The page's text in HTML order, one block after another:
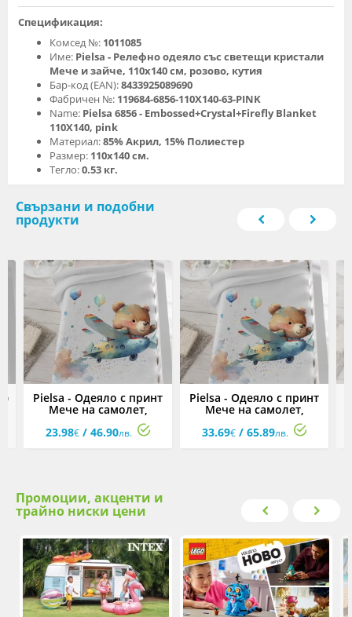
Спецификация:
Комсед №: 1011085
Име: Pielsa - Релефно одеяло със светещи кристали
Мече и зайче, 110х140 см, розово, кутия
Бар-код (EAN):8433925089690
Фабричен №: 119684-6856-110X140-63-PINK
Name: Pielsa 6856 - Embossed+Crystal+Firefly Blanket
110X140, pink
Материал:85% Акрил, 15% Полиестер
Размер: 110х140 см.
Тегло:0.53 кг.
Свързани и подобни
продукти
Pielsa - Одеяло с принт
Мече на самолет,
80х110 см, сиво, кутия
23.98€/ 46.90лв.
Pielsa - Одеяло с принт
Мече на самолет,
110х140 см, сиво, кутия
33.69€/ 65.89лв.
Промоции, акценти и
трайно ниски цени